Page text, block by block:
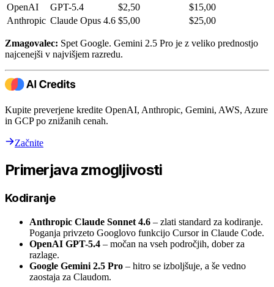
OpenAI
GPT-5.4 $2,50
$15,00
Anthropic Claude Opus 4.6 $5,00 $25,00
Zmagovalec: Spet Google. Gemini 2.5 Pro je z veliko prednostjo
najcenejši v najvišjem razredu.
Kupite preverjene kredite OpenAI, Anthropic, Gemini, AWS, Azure
in GCP po znižanih cenah.
Začnite
Primerjava zmogljivosti
Kodiranje
Anthropic Claude Sonnet 4.6 – zlati standard za kodiranje.
Poganja privzeto Googlovo funkcijo Cursor in Claude Code.
OpenAI GPT-5.4 – močan na vseh področjih, dober za
razlage.
Google Gemini 2.5 Pro – hitro se izboljšuje, a še vedno
zaostaja za Claudom.